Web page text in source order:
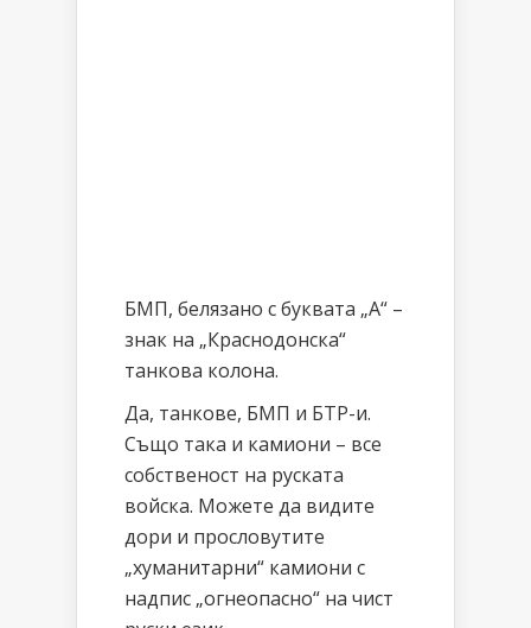
БМП, белязано с буквата „А“ –
знак на „Краснодонска“
танкова колона.
Да, танкове, БМП и БТР-и.
Също така и камиони – все
собственост на руската
войска. Можете да видите
дори и прословутите
„хуманитарни“ камиони с
надпис „огнеопасно“ на чист